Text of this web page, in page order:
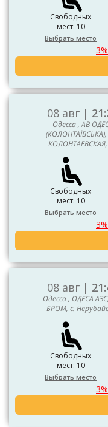
Свободных
мест: 10
Выбрать место
08 авг |
Одесса , АВ
Свободных
мест: 10
Выбрать место
08 авг |
Одесса , ОДЕСА
БРОМ, с.
Свободных
мест: 10
Выбрать место